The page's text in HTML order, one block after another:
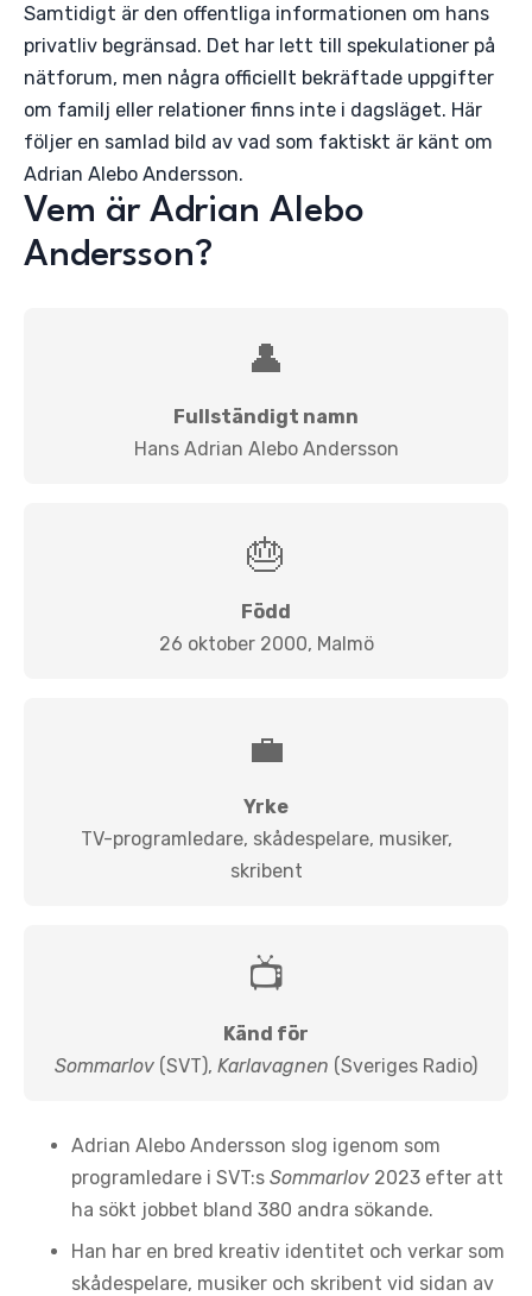
Samtidigt är den offentliga informationen om hans
privatliv begränsad. Det har lett till spekulationer på
nätforum, men några officiellt bekräftade uppgifter
om familj eller relationer finns inte i dagsläget. Här
följer en samlad bild av vad som faktiskt är känt om
Adrian Alebo Andersson.
Vem är Adrian Alebo
Andersson?
👤
Fullständigt namn
Hans Adrian Alebo Andersson
🎂
Född
26 oktober 2000, Malmö
💼
Yrke
TV-programledare, skådespelare, musiker,
skribent
📺
Känd för
Sommarlov (SVT), Karlavagnen (Sveriges Radio)
Adrian Alebo Andersson slog igenom som
programledare i SVT:s Sommarlov 2023 efter att
ha sökt jobbet bland 380 andra sökande.
Han har en bred kreativ identitet och verkar som
skådespelare, musiker och skribent vid sidan av